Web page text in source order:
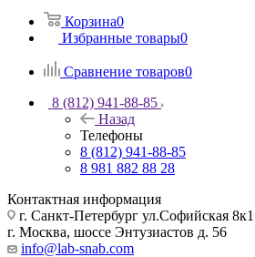
Корзина0
Избранные товары0
Сравнение товаров0
8 (812) 941-88-85
Назад
Телефоны
8 (812) 941-88-85
8 981 882 88 28
Контактная информация
г. Санкт-Петербург ул.Софийская 8к1
г. Москва, шоссе Энтузиастов д. 56
info@lab-snab.com